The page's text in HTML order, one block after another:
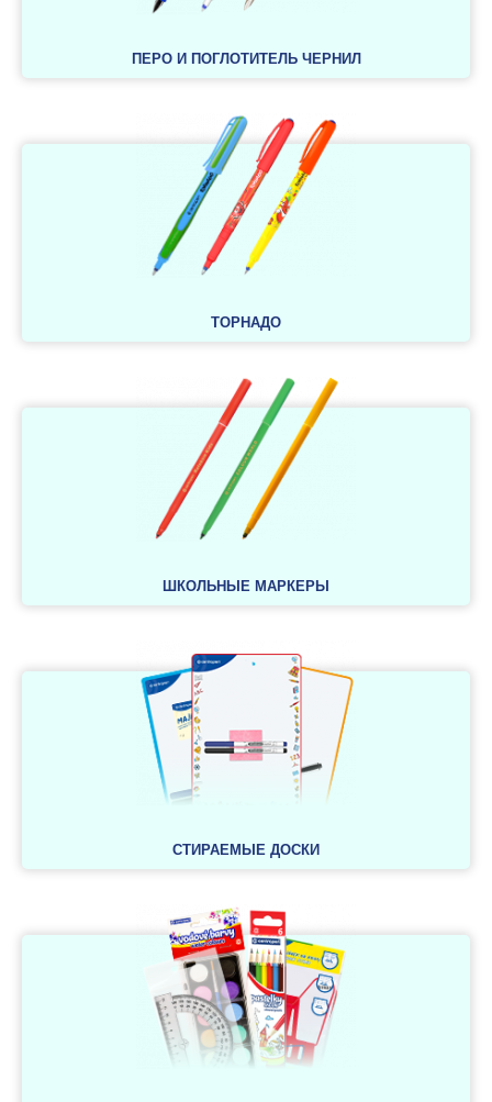
ПЕРО И ПОГЛОТИТЕЛЬ ЧЕРНИЛ
ТОРНАДО
ШКОЛЬНЫЕ МАРКЕРЫ
СТИРАЕМЫЕ ДОСКИ